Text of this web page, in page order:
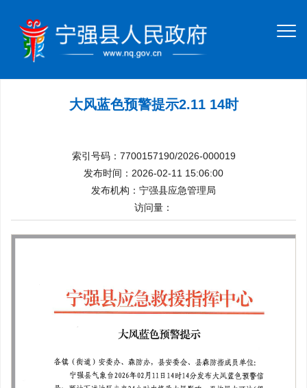
大风蓝色预警提示2.11 14时
索引号码：7700157190/2026-000019
发布时间：2026-02-11 15:06:00
发布机构：宁强县应急管理局
访问量：